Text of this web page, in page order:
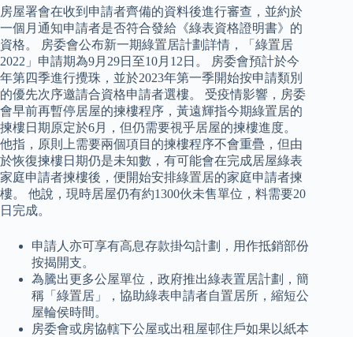
房屋署會在收到申請者齊備的資料後進行審查，並約於
一個月通知申請者是否符合發給《綠表資格證明書》的
資格。 房委會公布新一期綠置居計劃詳情，「綠置居
2022」申請期為9月29日至10月12日。 房委會預計於今
年第四季進行攪珠，並於2023年第一季開始按申請類別
的優先次序邀請合資格申請者選樓。 受疫情影響，房委
會早前再暫停居屋的揀樓程序，黃遠輝指今期綠置居的
揀樓日期原定於6月，但仍需要視乎居屋的揀樓進度。
他指，原則上需要兩個項目的揀樓程序不會重疊，但由
於恢復揀樓日期仍是未知數，有可能會在完成居屋綠表
家庭申請者揀樓後，便開始安排綠置居的家庭申請者揀
樓。 他說，現時居屋仍有約1300伙未售單位，料需要20
日完成。
申請人亦可享有高息存款掛勾計劃，用作抵銷部份
按揭開支。
為騰出更多公屋單位，政府推出綠表置居計劃，簡
稱「綠置居」，協助綠表申請者自置居所，縮短公
屋輪侯時間。
房委會或房協轄下公屋或出租屋邨住戶如果以紙本